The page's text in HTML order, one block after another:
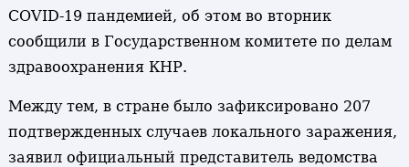
COVID-19 пандемией, об этом во вторник
сообщили в Государственном комитете по делам
здравоохранения КНР.
Между тем, в стране было зафиксировано 207
подтвержденных случаев локального заражения,
заявил официальный представитель ведомства